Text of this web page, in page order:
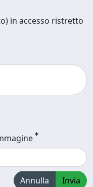
in accesso ristretto
Annulla Invia